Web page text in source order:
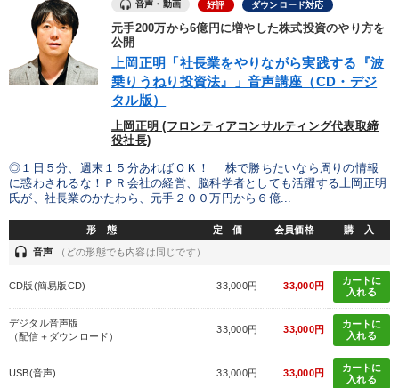
音声・動画 好評 ダウンロード対応
元手200万から6億円に増やした株式投資のやり方を
公開
上岡正明「社長業をやりながら実践する『波
乗りうねり投資法』」音声講座（CD・デジ
タル版）
上岡正明 (フロンティアコンサルティング代表取締
役社長)
◎１日５分、週末１５分あればＯＫ！ 株で勝ちたいなら周りの情報
に惑わされるな！ＰＲ会社の経営、脳科学者としても活躍する上岡正明
氏が、社長業のかたわら、元手２００万円から６億...
形 態 定 価 会員価格 購 入
headset 音声 （どの形態でも内容は同じです）
CD版(簡易版CD) 33,000円 33,000円
カートに
入れる
デジタル音声版
（配信＋ダウンロード）
33,000円 33,000円
カートに
入れる
USB(音声) 33,000円 33,000円
カートに
入れる